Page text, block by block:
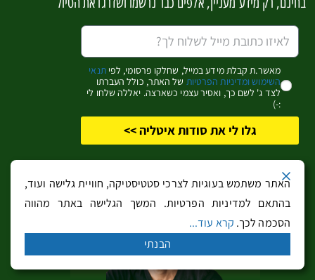
לוקה – אווירה מודרנית בעיר טוסקנית מימי-הביניים
האתר משתמש בעוגיות לצרכי סטטיסטיקה, חוויית גלישה ועוד,
בהתאם למדיניות הפרטיות. המשך הגלישה באתר מהווה
הסכמה לכך. קרא עוד...
הבנתי
מאשר.ת קבלת מידע במייל, שחלקו פרסומי, לפיתנאי
השימוש ומדיניות הפרטיות של האתר, כולל העברתו
לצד ג' לשם כך, ואסיר עצמי כשארצה. יאללה שלחו לי
:-)
גלו לי את סודות איטליה >>